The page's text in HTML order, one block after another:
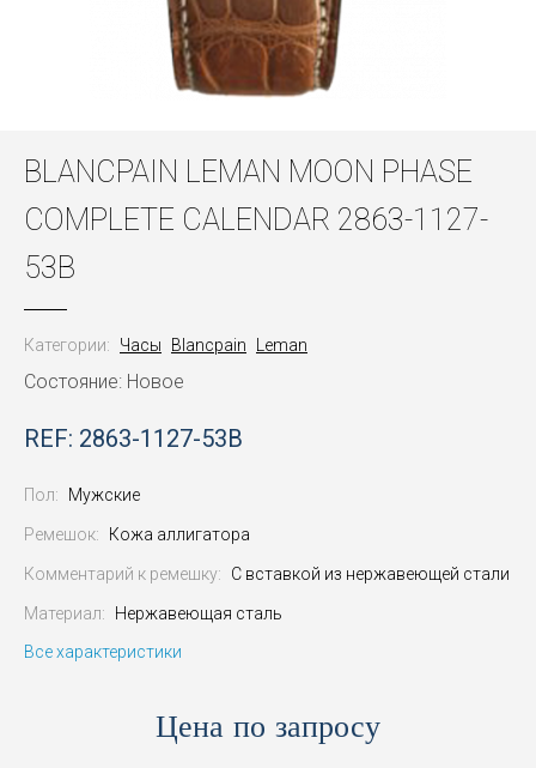
BLANCPAIN LEMAN MOON PHASE
COMPLETE CALENDAR 2863-1127-
53B
Категории: Часы Blancpain Leman
Состояние: Новое
REF: 2863-1127-53B
Пол: Мужские
Ремешок: Кожа аллигатора
Комментарий к ремешку: С вставкой из нержавеющей стали
Материал:
Нержавеющая сталь
Все характеристики
Цена по запросу